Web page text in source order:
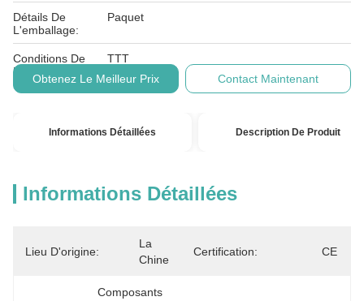
Détails De
L'emballage:
Paquet
Conditions De
Paiement:
TTT
Obtenez Le Meilleur Prix
Contact Maintenant
Informations Détaillées Description De Produit
Informations Détaillées
Lieu D'origine:
La
Chine
Certification: CE
Composants